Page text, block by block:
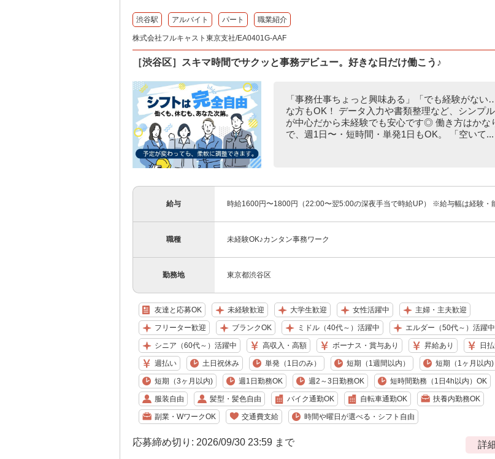
渋谷駅 アルバイト パート 職業紹介
株式会社フルキャスト東京支社/EA0401G-AAF
［渋谷区］スキマ時間でサクッと事務デビュー。好きな日だけ働こう♪
「事務仕事ちょっと興味ある」「でも経験がない
な方もOK！ データ入力や書類整理など、シンプ
が中心だから未経験でも安心です◎ 働き方はかな
で、週1日〜・短時間・単発1日もOK。 「空いて...
給与 時給1600円〜1800円（22:00〜翌5:00の深夜手当で時給UP） ※給与幅は経験・
職種 未経験OK♪カンタン事務ワーク
勤務地 東京都渋谷区
友達と応募OK 未経験歓迎 大学生歓迎 女性活躍中 主婦・主夫歓迎
フリーター歓迎 ブランクOK ミドル（40代～）活躍中 エルダー（50代～）活躍中
シニア（60代～）活躍中 高収入・高額 ボーナス・賞与あり 昇給あり 日
週払い 土日祝休み 単発（1日のみ） 短期（1週間以内） 短期（1ヶ月以内)
短期（3ヶ月以内) 週1日勤務OK 週2～3日勤務OK 短時間勤務（1日4h以内）OK
服装自由 髪型・髪色自由 バイク通勤OK 自転車通勤OK 扶養内勤務OK
副業・WワークOK 交通費支給 時間や曜日が選べる・シフト自由
応募締め切り: 2026/09/30 23:59 まで 詳